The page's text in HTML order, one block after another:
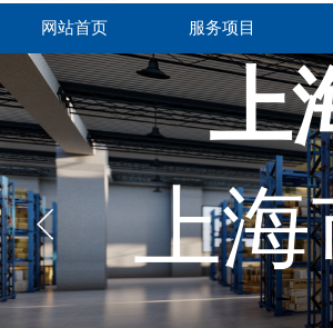
网站首页 服务项目
上
上